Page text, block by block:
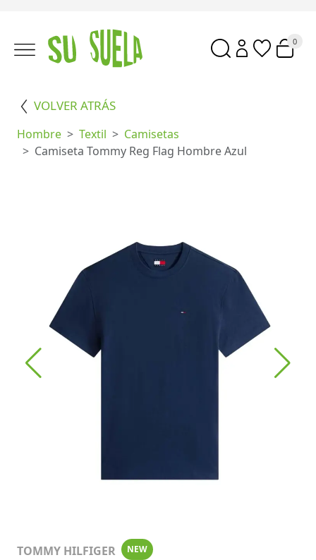
0
VOLVER ATRÁS
Hombre Textil
Camisetas
Camiseta Tommy Reg Flag Hombre Azul
TOMMY HILFIGER NEW